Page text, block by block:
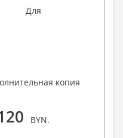
Для
копия
BYN.